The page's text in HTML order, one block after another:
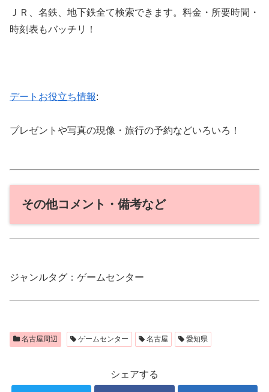
ＪＲ、名鉄、地下鉄全て検索できます。料金・所要時間・
時刻表もバッチリ！
デートお役立ち情報:
プレゼントや写真の現像・旅行の予約などいろいろ！
その他コメント・備考など
ジャンルタグ：ゲームセンター
名古屋周辺 ゲームセンター 名古屋 愛知県
シェアする